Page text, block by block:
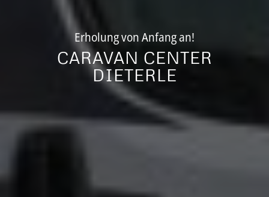
Erholung von Anfang an!
CARAVAN CENTER
DIETERLE